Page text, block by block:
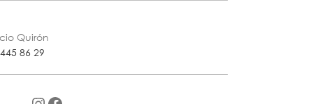
Quirón
86 29